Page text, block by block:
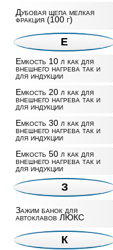
Дубовая щепа мелкая
фракция (100 г)
Е
Емкость 10 л как для
внешнего нагрева так и
для индукции
Емкость 20 л как для
внешнего нагрева так и
для индукции
Емкость 30 л как для
внешнего нагрева так и
для индукции
Емкость 50 л как для
внешнего нагрева так и
для индукции
З
Зажим банок для
автоклавов ЛЮКС
К